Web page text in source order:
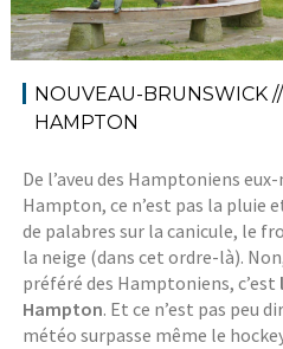
NOUVEAU-BRUNSWICK
HAMPTON
De l’aveu des Hamptoniens
Hampton, ce n’est pas la pluie
de palabres sur la canicule, le
la neige (dans cet ordre-là).
préféré des Hamptoniens, c’est
Hampton. Et ce n’est pas peu
météo surpasse même le